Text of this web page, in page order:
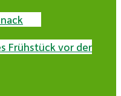
Frühstück vor der